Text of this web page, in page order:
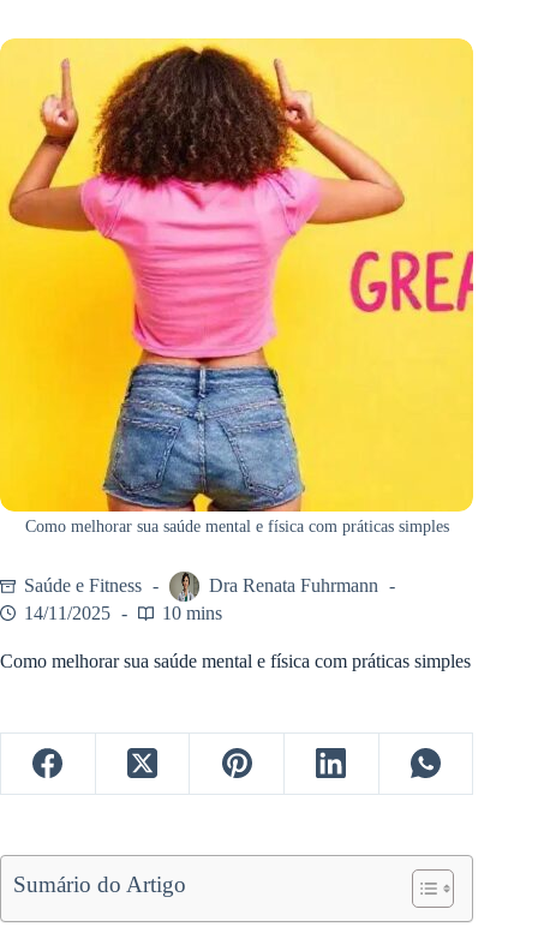
Como melhorar sua saúde mental e física com práticas simples
Saúde e Fitness
Dra Renata Fuhrmann
14/11/2025
10 mins
Como melhorar sua saúde mental e física com práticas simples
Sumário do Artigo